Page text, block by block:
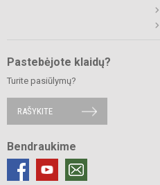
Pastebėjote klaidų?
Turite pasiūlymų?
RAŠYKITE
Bendraukime